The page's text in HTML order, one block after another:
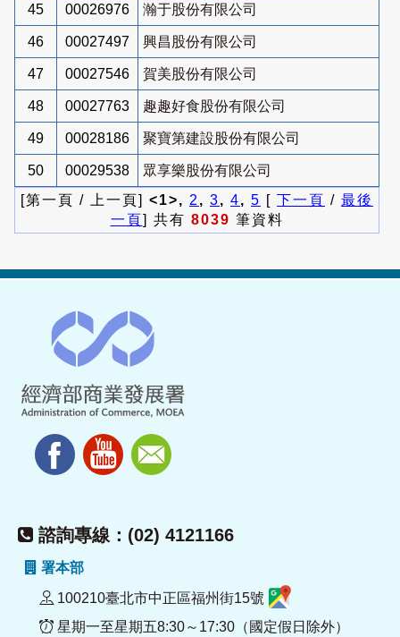
45 00026976 瀚于股份有限公司
46 00027497 興昌股份有限公司
47 00027546 賀美股份有限公司
48 00027763 趣趣好食股份有限公司
49 00028186 聚寶第建設股份有限公司
50 00029538
眾享樂股份有限公司
[第一頁 / 上一頁] <1>, 2 , 3, 4, 5 [ 下一頁 / 最後
一頁] 共有 8039 筆資料
諮詢專線：(02) 4121166
署本部
100210臺北市中正區福州街15號
星期一至星期五8:30～17:30（國定假日除外）